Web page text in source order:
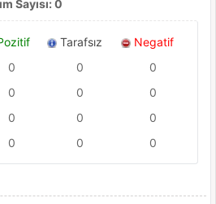
Sayısı: 0
Tarafsız
Negatif
0 0
0
0 0
0
0 0
0
0 0 0